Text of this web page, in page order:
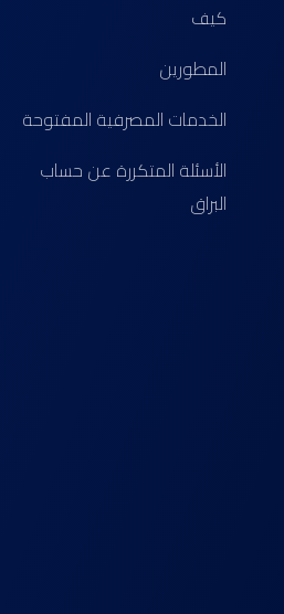
كيف
المطورين
الخدمات المصرفية المفتوحة
الأسئلة المتكررة عن حساب
البراق